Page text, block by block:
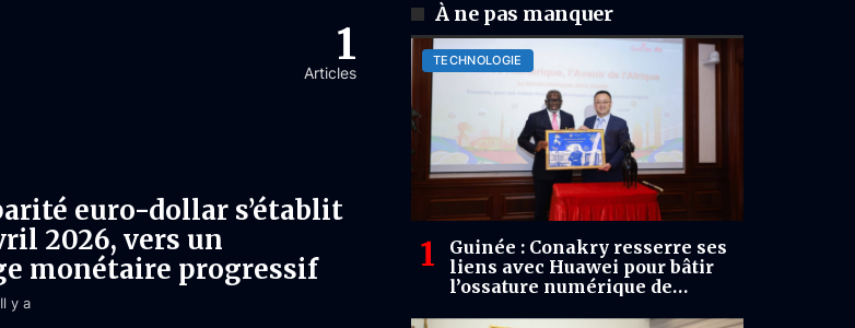
1
Articles
euro-dollar s’établit
2026, vers un
monétaire progressif
y a
À ne pas manquer
TECHNOLOGIE
Guinée : Conakry resserre ses
liens avec Huawei pour bâtir
l’ossature numérique de